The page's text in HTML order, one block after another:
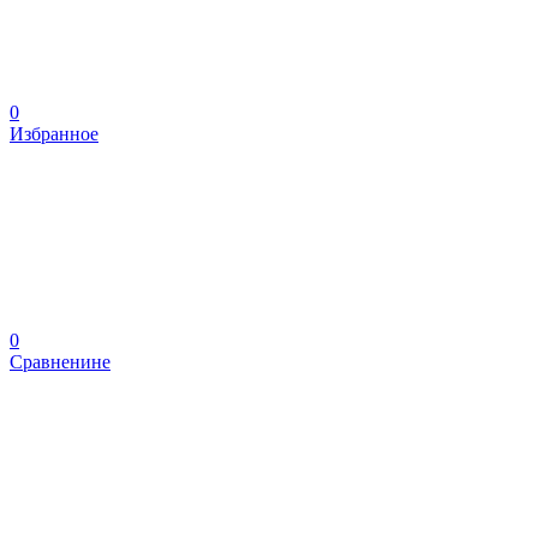
0
Избранное
0
Сравненине